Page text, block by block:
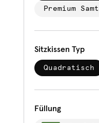
Premium Samt
Sitzkissen Typ
Quadratisch
Füllung